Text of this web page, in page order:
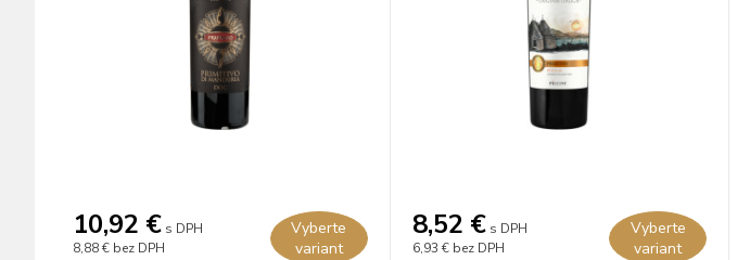
10,92 € s DPH
8,88 € bez DPH
Vyberte
variant
8,52 € s DPH
6,93 € bez DPH
Vyberte
variant